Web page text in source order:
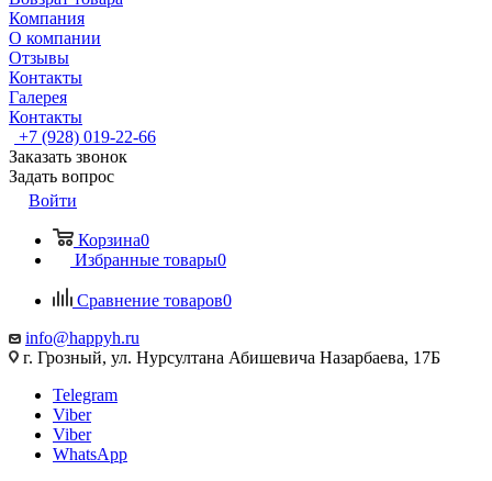
Компания
О компании
Отзывы
Контакты
Галерея
Контакты
+7 (928) 019-22-66
Заказать звонок
Задать вопрос
Войти
Корзина0
Избранные товары0
Сравнение товаров0
info@happyh.ru
г. Грозный, ул. Нурсултана Абишевича Назарбаева, 17Б
Telegram
Viber
Viber
WhatsApp